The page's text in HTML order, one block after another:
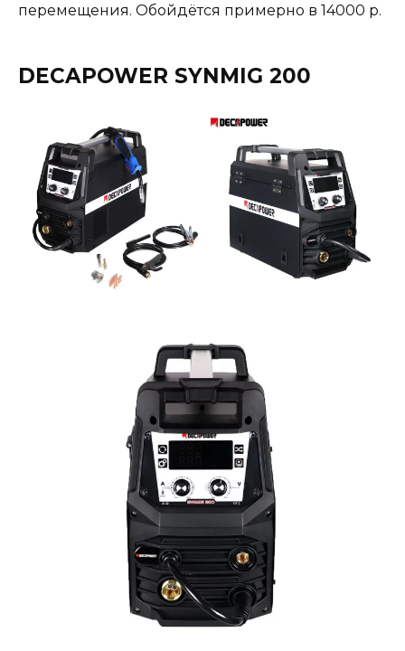
перемещения. Обойдётся примерно в 14000 р.
DECAPOWER SYNMIG 200